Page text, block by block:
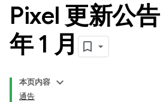
Pixel 更新公
年 1 月
本页内容
通告